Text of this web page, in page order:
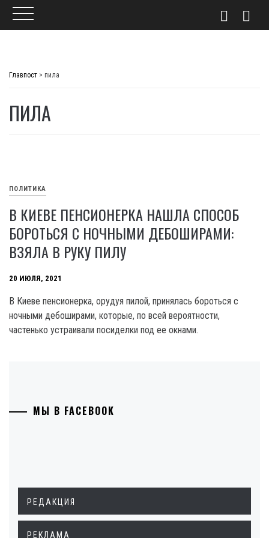
Главпост > пила
ПИЛА
ПОЛИТИКА
В КИЕВЕ ПЕНСИОНЕРКА НАШЛА СПОСОБ
БОРОТЬСЯ С НОЧНЫМИ ДЕБОШИРАМИ:
ВЗЯЛА В РУКУ ПИЛУ
20 ИЮЛЯ, 2021
В Киеве пенсионерка, орудуя пилой, принялась бороться с
ночными дебоширами, которые, по всей вероятности,
частенько устраивали посиделки под ее окнами.
МЫ В FACEBOOK
РЕДАКЦИЯ
РЕКЛАМА